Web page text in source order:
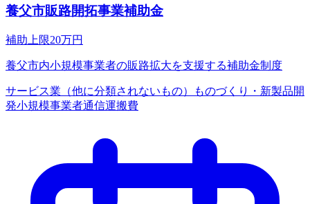
養父市販路開拓事業補助金
補助上限20万円
養父市内小規模事業者の販路拡大を支援する補助金制度
サービス業（他に分類されないもの）
ものづくり・新製品開
発小規模事業者通信運搬費